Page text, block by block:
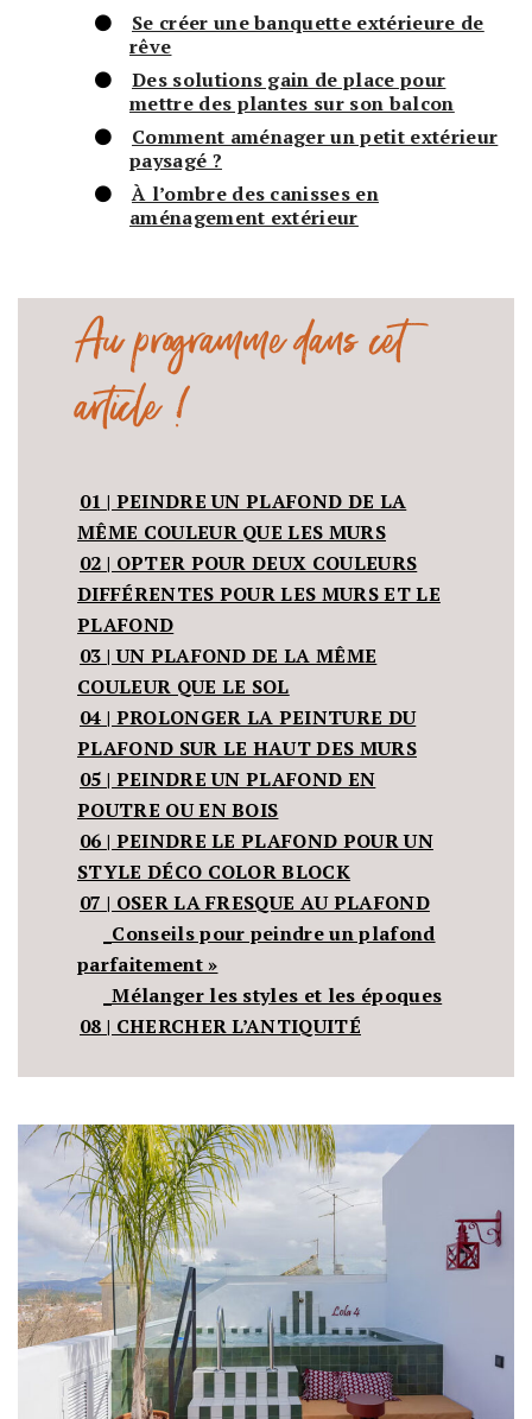
Se créer une banquette extérieure de
rêve
Des solutions gain de place pour
mettre des plantes sur son balcon
Comment aménager un petit extérieur
paysagé ?
À l’ombre des canisses en
aménagement extérieur
Au programme dans cet
article !
01 | PEINDRE UN PLAFOND DE LA
MÊME COULEUR QUE LES MURS
02 | OPTER POUR DEUX COULEURS
DIFFÉRENTES POUR LES MURS ET LE
PLAFOND
03 | UN PLAFOND DE LA MÊME
COULEUR QUE LE SOL
04 | PROLONGER LA PEINTURE DU
PLAFOND SUR LE HAUT DES MURS
05 | PEINDRE UN PLAFOND EN
POUTRE OU EN BOIS
06 | PEINDRE LE PLAFOND POUR UN
STYLE DÉCO COLOR BLOCK
07 | OSER LA FRESQUE AU PLAFOND
_Conseils pour peindre un plafond
parfaitement »
_Mélanger les styles et les époques
08 | CHERCHER L’ANTIQUITÉ